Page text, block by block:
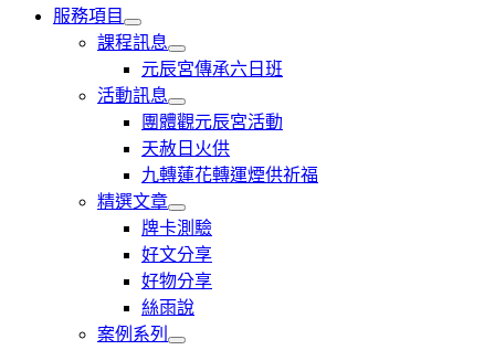
服務項目
課程訊息
元辰宮傳承六日班
活動訊息
團體觀元辰宮活動
天赦日火供
九轉蓮花轉運煙供祈福
精選文章
牌卡測驗
好文分享
好物分享
絲雨說
案例系列